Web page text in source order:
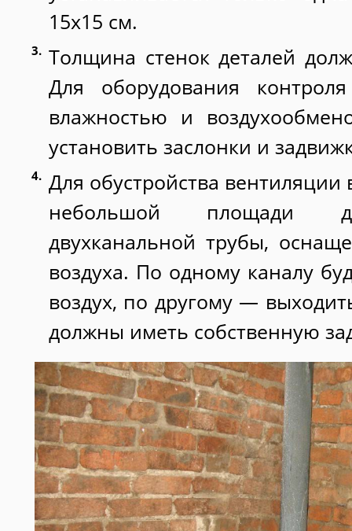
15х15 см.
Толщина стенок деталей
Для оборудования
влажностью и
установить заслонки и
Для обустройства
небольшой площади
двухканальной трубы,
воздуха. По одному каналу
воздух, по другому —
должны иметь собственную